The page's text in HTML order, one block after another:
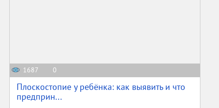
1687 0
Плоскостопие у ребёнка: как выявить и что
предприн...